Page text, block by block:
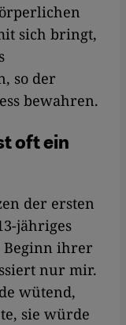
sich bringt,
so der
bewahren.
oft ein
der ersten
jähriges
Beginn ihrer
nur mir.
wütend,
sie würde